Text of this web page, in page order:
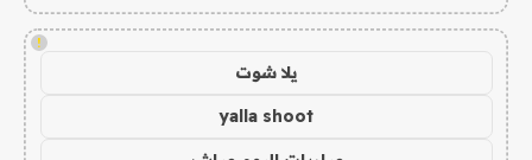
!
يلا شوت
yalla shoot